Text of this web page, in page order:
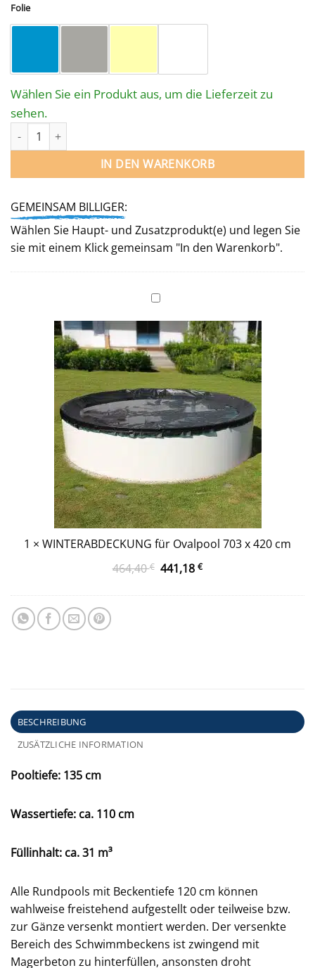
Folie
Wählen Sie ein Produkt aus, um die Lieferzeit zu
sehen.
STAHLWANDPOOL-SET FRANZ mit EINHÄNGSKIMMER - OVAL
IN DEN WARENKORB
GEMEINSAM BILLIGER:
Wählen Sie Haupt- und Zusatzprodukt(e) und legen Sie
sie mit einem Klick gemeinsam "In den Warenkorb".
WINTERABDECKUNG
Ovalpool
703 x 420 cm
1 × WINTERABDECKUNG für Ovalpool 703 x 420 cm
464,40€ Ursprünglicher
441,18€Aktueller
BESCHREIBUNG
ZUSÄTZLICHE INFORMATION
Pooltiefe: 135 cm
Wassertiefe: ca. 110 cm
Füllinhalt: ca. 31 m³
Alle Rundpools mit Beckentiefe 120 cm können
wahlweise freistehend aufgestellt oder teilweise bzw.
zur Gänze versenkt montiert werden. Der versenkte
Bereich des Schwimmbeckens ist zwingend mit
Magerbeton zu hinterfüllen, ansonsten droht